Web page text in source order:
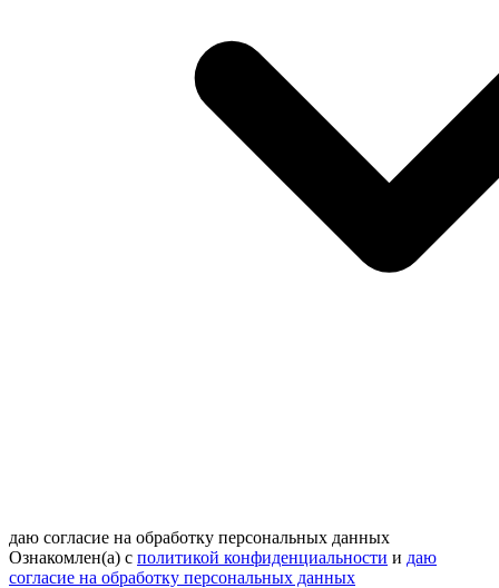
даю согласие на обработку персональных данных
Ознакомлен(а) с политикой конфиденциальности и даю
согласие на обработку персональных данных